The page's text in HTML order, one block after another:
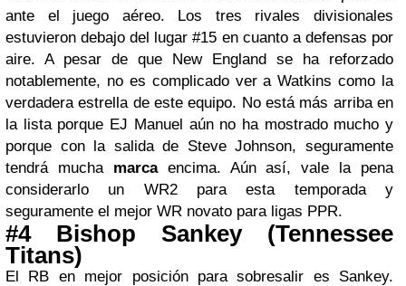
ante el juego aéreo. Los tres rivales divisionales
estuvieron debajo del lugar #15 en cuanto a defensas por
aire. A pesar de que New England se ha reforzado
notablemente, no es complicado ver a Watkins como la
verdadera estrella de este equipo. No está más arriba en
la lista porque EJ Manuel aún no ha mostrado mucho y
porque con la salida de Steve Johnson, seguramente
tendrá mucha marcaencima. Aún así, vale la pena
considerarlo un WR2 para esta temporada y
seguramente el mejor WR novato para ligas PPR.
#4 Bishop Sankey (Tennessee
Titans)
El RB en mejor posición para sobresalir es Sankey.